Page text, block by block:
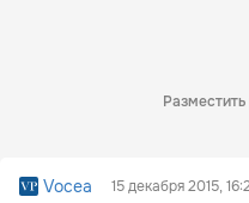
Vocea 15 декабря 2015,